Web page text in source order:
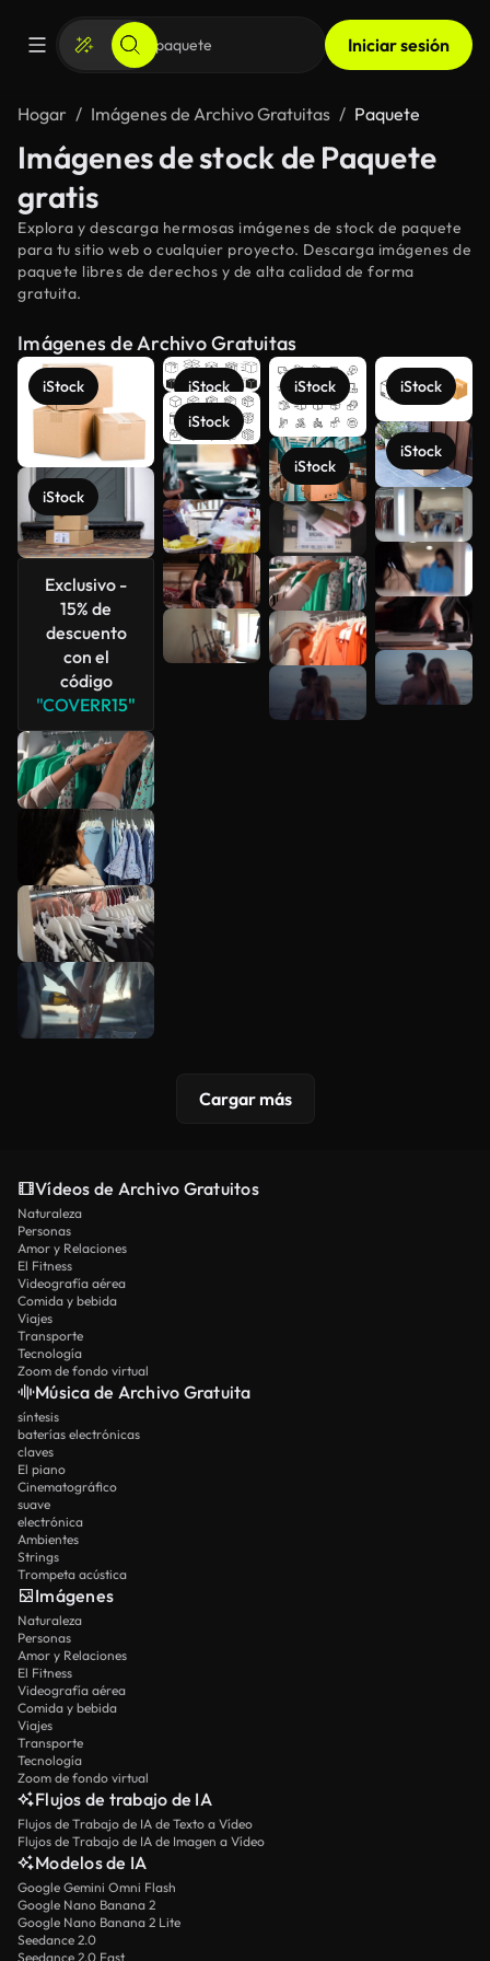
Iniciar sesión
Hogar Imágenes de Archivo Gratuitas Paquete
Imágenes de stock de Paquete
gratis
Explora y descarga hermosas imágenes de stock de paquete
para tu sitio web o cualquier proyecto. Descarga imágenes de
paquete libres de derechos y de alta calidad de forma
gratuita.
Imágenes de Archivo Gratuitas
iStock
iStock
Exclusivo -
15% de
descuento
con el
código
"COVERR15"
iStock
iStock
iStock
iStock
iStock
iStock
Ver más
Cargar más
Vídeos de Archivo Gratuitos
Naturaleza
Personas
Amor y Relaciones
El Fitness
Videografía aérea
Comida y bebida
Viajes
Transporte
Tecnología
Zoom de fondo virtual
Música de Archivo Gratuita
síntesis
baterías electrónicas
claves
El piano
Cinematográfico
suave
electrónica
Ambientes
Strings
Trompeta acústica
Imágenes
Naturaleza
Personas
Amor y Relaciones
El Fitness
Videografía aérea
Comida y bebida
Viajes
Transporte
Tecnología
Zoom de fondo virtual
Flujos de trabajo de IA
Flujos de Trabajo de IA de Texto a Vídeo
Flujos de Trabajo de IA de Imagen a Vídeo
Modelos de IA
Google Gemini Omni Flash
Google Nano Banana 2
Google Nano Banana 2 Lite
Seedance 2.0
Seedance 2.0 Fast